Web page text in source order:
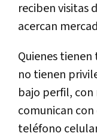
reciben visitas
acercan
Quienes
no tienen
bajo perfil, con
comunican
teléfono